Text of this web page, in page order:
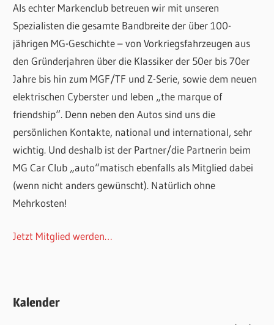
Als echter Markenclub betreuen wir mit unseren
Spezialisten die gesamte Bandbreite der über 100-
jährigen MG-Geschichte – von Vorkriegsfahrzeugen aus
den Gründerjahren über die Klassiker der 50er bis 70er
Jahre bis hin zum MGF/TF und Z-Serie, sowie dem neuen
elektrischen Cyberster und leben „the marque of
friendship“. Denn neben den Autos sind uns die
persönlichen Kontakte, national und international, sehr
wichtig. Und deshalb ist der Partner/die Partnerin beim
MG Car Club „auto“matisch ebenfalls als Mitglied dabei
(wenn nicht anders gewünscht). Natürlich ohne
Mehrkosten!
Jetzt Mitglied werden…
Kalender